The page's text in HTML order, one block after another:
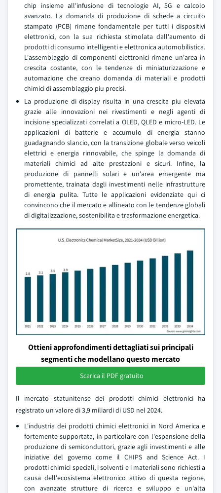
chip insieme all'infusione di tecnologie AI, 5G e calcolo
avanzato. La domanda di produzione di schede a circuito
stampato (PCB) rimane fondamentale per tutti i dispositivi
elettronici, con la sua richiesta stimolata dall'aumento di
prodotti di consumo intelligenti e elettronica automobilistica.
L'assemblaggio di componenti elettronici rimane un'area in
crescita costante, con le tendenze di miniaturizzazione e
automazione che creano domanda di materiali e prodotti
chimici di assemblaggio piu precisi.
La produzione di display risulta in una crescita piu elevata
grazie alle innovazioni nei rivestimenti e negli agenti di
incisione specializzati correlati a OLED, QLED e micro-LED. Le
applicazioni di batterie e accumulo di energia stanno
guadagnando slancio, con la transizione globale verso veicoli
elettrici e energia rinnovabile, che spinge la domanda di
materiali chimici ad alte prestazioni e sicuri. Infine, la
produzione di pannelli solari e un'area emergente ma
promettente, trainata dagli investimenti nelle infrastrutture
di energia pulita. Tutte le applicazioni evidenziate qui ci
convincono che il mercato e allineato con le tendenze globali
di digitalizzazione, sostenibilita e trasformazione energetica.
Ottieni approfondimenti dettagliati sui principali
segmenti che modellano questo mercato
Scarica il PDF gratuito
Il mercato statunitense dei prodotti chimici elettronici ha
registrato un valore di 3,9 miliardi di USD nel 2024.
L'industria dei prodotti chimici elettronici in Nord America e
fortemente supportata, in particolare con l'espansione della
produzione di semiconduttori, grazie agli investimenti e alle
iniziative del governo come il CHIPS and Science Act. I
prodotti chimici speciali, i solventi e i materiali sono richiesti a
causa dell'ecosistema elettronico attivo di questa regione,
con avanzate strutture di ricerca e sviluppo e un'alta